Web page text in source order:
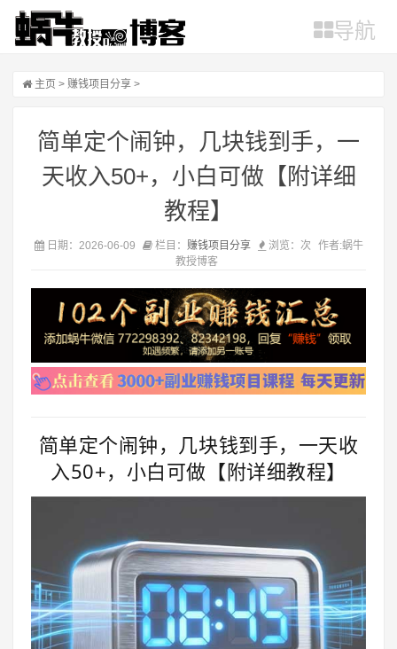
导航
主页 > 赚钱项目分享 >
简单定个闹钟，几块钱到手，一
天收入50+，小白可做【附详细
教程】
日期：2026-06-09 栏目： 赚钱项目分享 浏览： 次
作者:蜗牛
教授博客
简单定个闹钟，几块钱到手，一天收
入50+，小白可做【附详细教程】